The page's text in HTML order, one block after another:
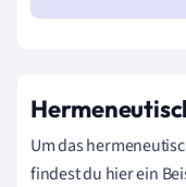
Um das
findest du hier ein